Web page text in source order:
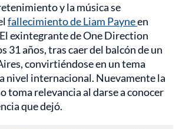
y la música se
fallecimiento de Liam Payneen
exintegrante de One Direction
31 años, tras caer del balcón de un
convirtiéndose en un tema
nivel internacional. Nuevamente la
toma relevancia al darse a conocer
que dejó.